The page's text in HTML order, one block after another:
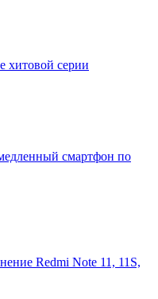
хитовой серии
смартфон по
Redmi Note 11, 11S,